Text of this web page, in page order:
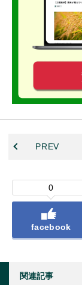
PREV
0
facebook
関連記事